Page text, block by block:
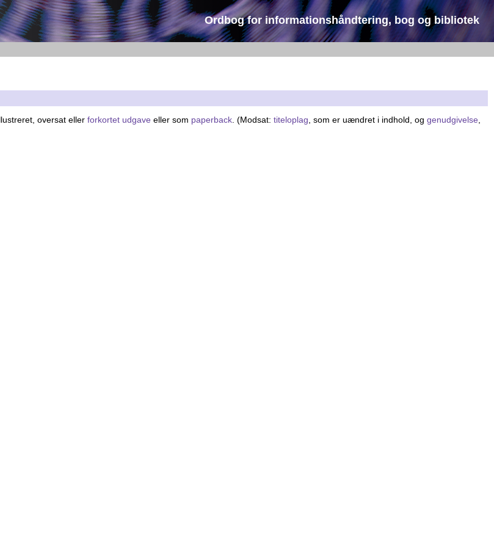
Ordbog for informationshåndtering, bog og bibliotek
oversat eller forkortet udgave eller som paperback. (Modsat: titeloplag, som er uændret i indhold, og genudgivelse,